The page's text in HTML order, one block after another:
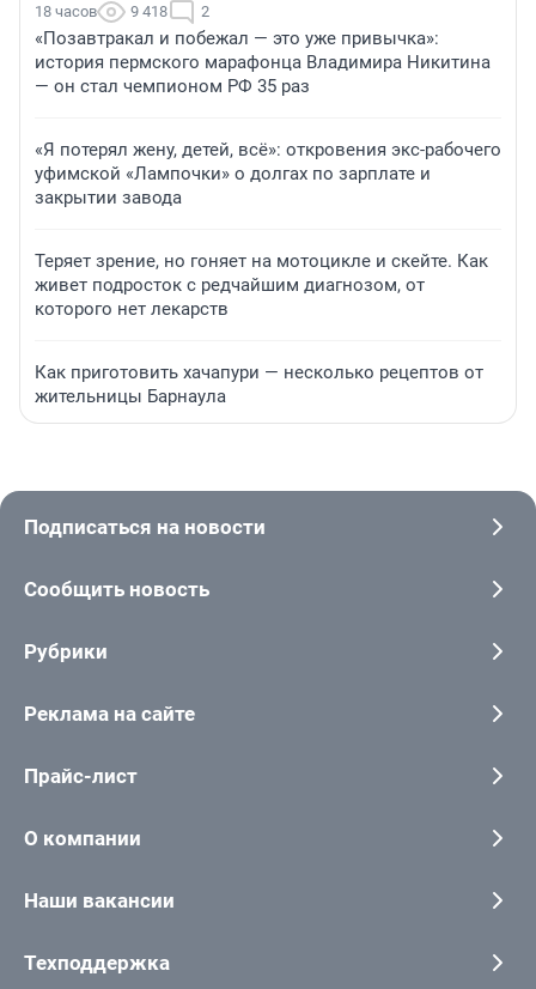
18 часов 9 418 2
«Позавтракал и побежал — это уже привычка»:
история пермского марафонца Владимира Никитина
— он стал чемпионом РФ 35 раз
«Я потерял жену, детей, всё»: откровения экс-рабочего
уфимской «Лампочки» о долгах по зарплате и
закрытии завода
Теряет зрение, но гоняет на мотоцикле и скейте. Как
живет подросток с редчайшим диагнозом, от
которого нет лекарств
Как приготовить хачапури — несколько рецептов от
жительницы Барнаула
Подписаться на новости
Сообщить новость
Рубрики
Реклама на сайте
Прайс-лист
О компании
Наши вакансии
Техподдержка